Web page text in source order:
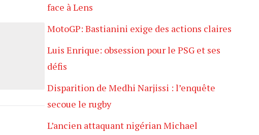
face à Lens
MotoGP: Bastianini exige des actions claires
Luis Enrique: obsession pour le PSG et ses
défis
Disparition de Medhi Narjissi : l’enquête
secoue le rugby
L’ancien attaquant nigérian Michael